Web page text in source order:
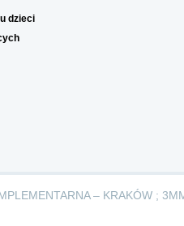
dzieci
– KRAKÓW ;